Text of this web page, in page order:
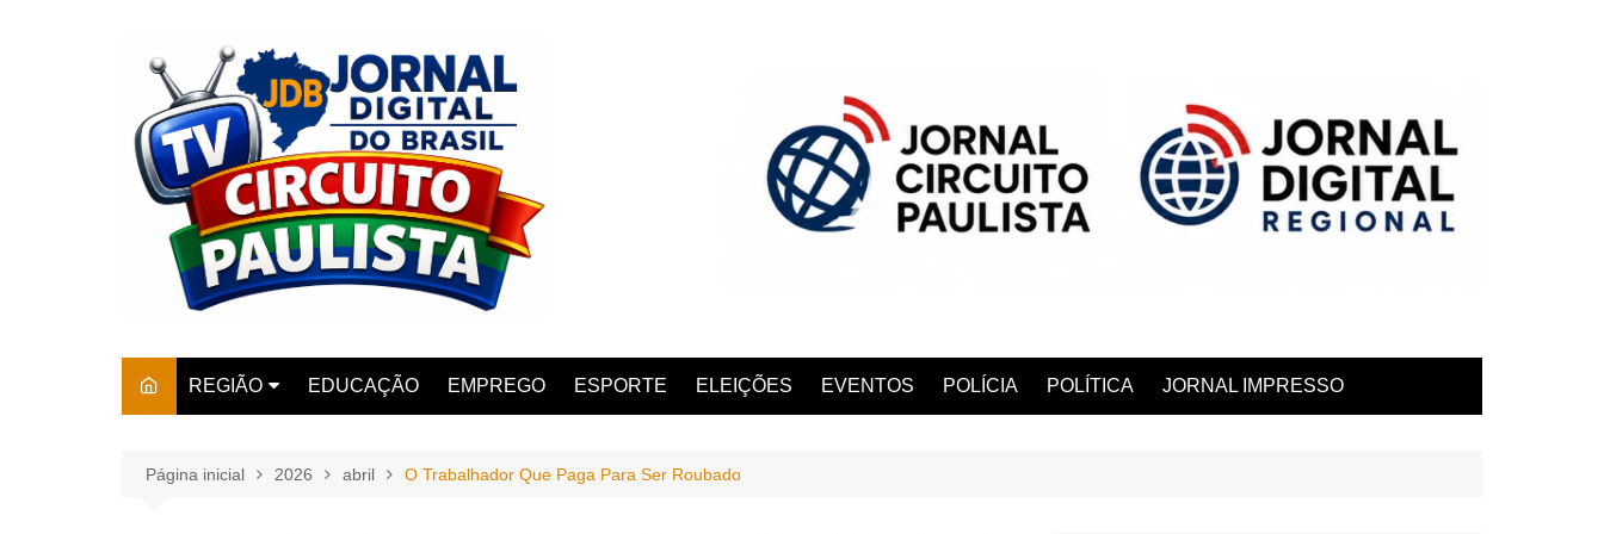
REGIÃO
AMPARO
EDUCAÇÃO EMPREGO ESPORTE ELEIÇÕES EVENTOS POLÍCIA POLÍTICA JORNAL IMPRESSO
Página inicial 2026 abril O Trabalhador Que Paga Para Ser Roubado